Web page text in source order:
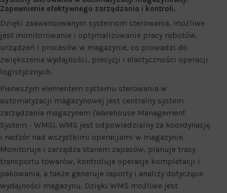
Zapewnienie efektywnego zarządzania i kontroli.
Dzięki zaawansowanym systemom sterowania, możliwe
jest monitorowanie i optymalizowanie pracy robotów,
urządzeń i procesów w magazynie, co prowadzi do
zwiększenia wydajności, precyzji i elastyczności operacji
logistycznych.
Pierwszym elementem systemu sterowania w
automatyzacji magazynowej jest centralny system
zarządzania magazynem (Warehouse Management
System - WMS). WMS jest odpowiedzialny za koordynację
i nadzór nad wszystkimi operacjami w magazynie.
Monitoruje i zarządza stanem zapasów, planuje trasy
transportu towarów, kontroluje operacje kompletacji i
pakowania, a także generuje raporty i analizy dotyczące
wydajności magazynu. Dzięki WMS możliwe jest